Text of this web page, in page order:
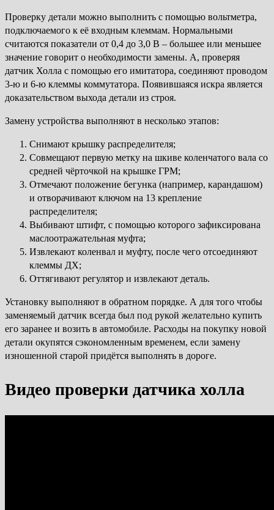
Проверку детали можно выполнить с помощью вольтметра,
подключаемого к её входным клеммам. Нормальными
считаются показатели от 0,4 до 3,0 В – большее или меньшее
значение говорит о необходимости замены. А, проверяя
датчик Холла с помощью его имитатора, соединяют проводом
3-ю и 6-ю клеммы коммутатора. Появившаяся искра является
доказательством выхода детали из строя.
Замену устройства выполняют в несколько этапов:
Снимают крышку распределителя;
Совмещают первую метку на шкиве коленчатого вала со
средней чёрточкой на крышке ГРМ;
Отмечают положение бегунка (например, карандашом)
и отворачивают ключом на 13 крепление
распределителя;
Выбивают штифт, с помощью которого зафиксирована
маслоотражательная муфта;
Извлекают коленвал и муфту, после чего отсоединяют
клеммы ДХ;
Оттягивают регулятор и извлекают деталь.
Установку выполняют в обратном порядке. А для того чтобы
заменяемый датчик всегда был под рукой желательно купить
его заранее и возить в автомобиле. Расходы на покупку новой
детали окупятся сэкономленным временем, если замену
изношенной старой придётся выполнять в дороге.
Видео проверки датчика холла